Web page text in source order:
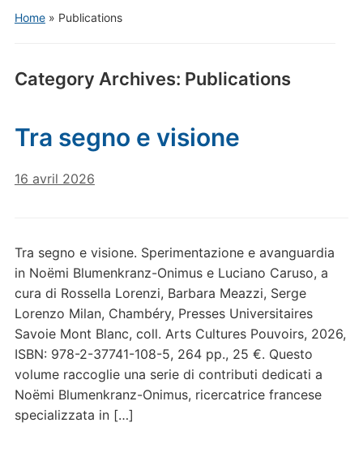
Home» Publications
Category Archives: Publications
Tra segno e visione
16 avril 2026
Tra segno e visione. Sperimentazione e avanguardia
in Noëmi Blumenkranz-Onimus e Luciano Caruso, a
cura di Rossella Lorenzi, Barbara Meazzi, Serge
Lorenzo Milan, Chambéry, Presses Universitaires
Savoie Mont Blanc, coll. Arts Cultures Pouvoirs, 2026,
ISBN: 978-2-37741-108-5, 264 pp., 25 €. Questo
volume raccoglie una serie di contributi dedicati a
Noëmi Blumenkranz-Onimus, ricercatrice francese
specializzata in […]